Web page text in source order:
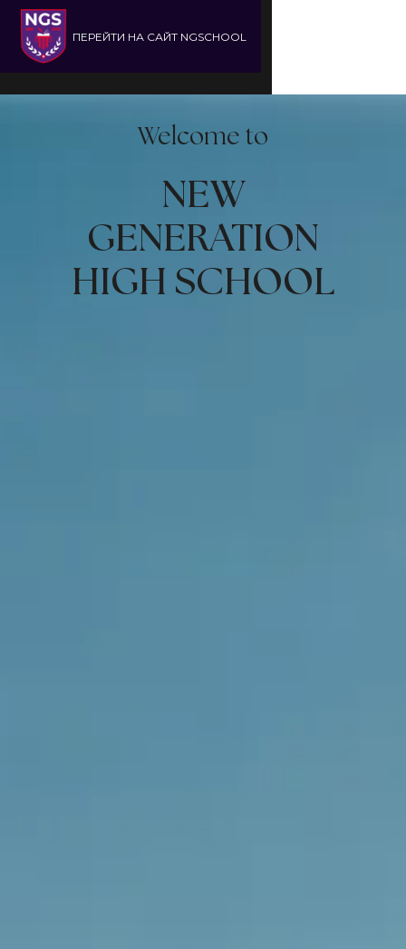
Открыть/закрыть
ПЕРЕЙТИ НА САЙТ NGSCHOOL
Welcome to
NEW
GENERATION
HIGH SCHOOL